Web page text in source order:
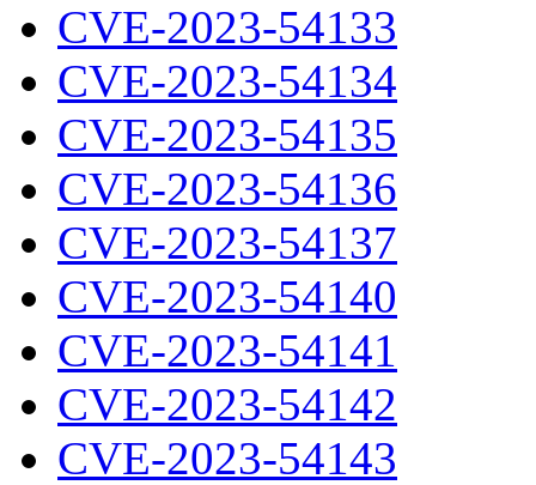
CVE-2023-54133
CVE-2023-54134
CVE-2023-54135
CVE-2023-54136
CVE-2023-54137
CVE-2023-54140
CVE-2023-54141
CVE-2023-54142
CVE-2023-54143